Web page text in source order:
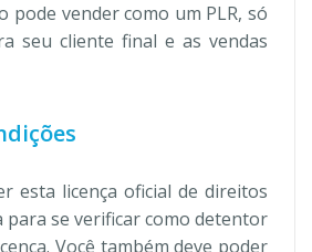
pode vender como um PLR, só
seu cliente final e as vendas
esta licença oficial de direitos
para se verificar como detentor
Você também deve poder